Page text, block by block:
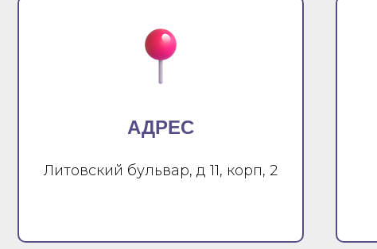
АДРЕС
Литовский бульвар, д 11, корп, 2